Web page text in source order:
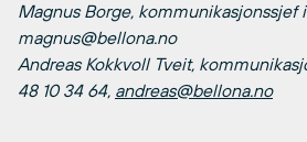
Magnus Borge, kommunikasjonssjef
magnus@bellona.no
Andreas Kokkvoll Tveit,
48 10 34 64, andreas@bellona.no